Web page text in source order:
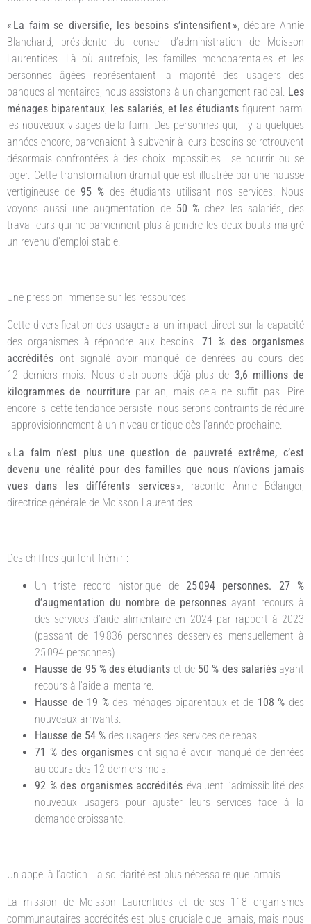
« La faim se diversifie, les besoins s’intensifient », déclare Annie
Blanchard, présidente du conseil d’administration de Moisson
Laurentides. Là où autrefois, les familles monoparentales et les
personnes âgées représentaient la majorité des usagers des
banques alimentaires, nous assistons à un changement radical. Les
ménages biparentaux, les salariés, et les étudiants figurent parmi
les nouveaux visages de la faim. Des personnes qui, il y a quelques
années encore, parvenaient à subvenir à leurs besoins se retrouvent
désormais confrontées à des choix impossibles : se nourrir ou se
loger. Cette transformation dramatique est illustrée par une hausse
vertigineuse de 95 %des étudiants utilisant nos services. Nous
voyons aussi une augmentation de 50 % chez les salariés, des
travailleurs qui ne parviennent plus à joindre les deux bouts malgré
un revenu d’emploi stable.
Une pression immense sur les ressources
Cette diversification des usagers a un impact direct sur la capacité
des organismes à répondre aux besoins. 71 % des organismes
accrédités ont signalé avoir manqué de denrées au cours des
12 derniers mois. Nous distribuons déjà plus de 3,6 millions de
kilogrammes de nourriture par an, mais cela ne suffit pas. Pire
encore, si cette tendance persiste, nous serons contraints de réduire
l’approvisionnement à un niveau critique dès l’année prochaine.
« La faim n’est plus une question de pauvreté extrême, c’est
devenu une réalité pour des familles que nous n’avions jamais
vues dans les différents services », raconte Annie Bélanger,
directrice générale de Moisson Laurentides.
Des chiffres qui font frémir :
Un triste record historique de25 094 personnes. 27 %
d’augmentation du nombre de personnes ayant recours à
des services d’aide alimentaire en 2024 par rapport à 2023
(passant de 19 836 personnes desservies mensuellement à
25 094 personnes).
Hausse de 95 % des étudiants et de50 % des salariésayant
recours à l’aide alimentaire.
Hausse de 19 %des ménages biparentaux et de 108 % des
nouveaux arrivants.
Hausse de 54 % des usagers des services de repas.
71 % des organismesont signalé avoir manqué de denrées
au cours des 12 derniers mois.
92 % des organismes accrédités évaluent l’admissibilité des
nouveaux usagers pour ajuster leurs services face à la
demande croissante.
Un appel à l’action : la solidarité est plus nécessaire que jamais
La mission de Moisson Laurentides et de ses 118 organismes
communautaires accrédités est plus cruciale que jamais, mais nous